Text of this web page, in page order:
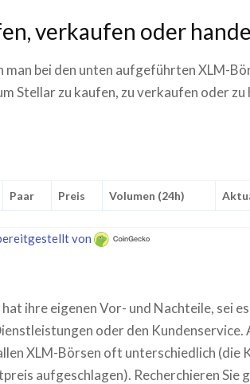
verkaufen oder
man bei den unten aufgeführten XLM-
Stellar zu kaufen, zu verkaufen oder zu
Paar Preis Volumen (24h)
von
ihre eigenen Vor- und Nachteile, sei
oder den Kundenservice.
XLM-Börsen oft unterschiedlich (die
aufgeschlagen). Recherchieren Sie